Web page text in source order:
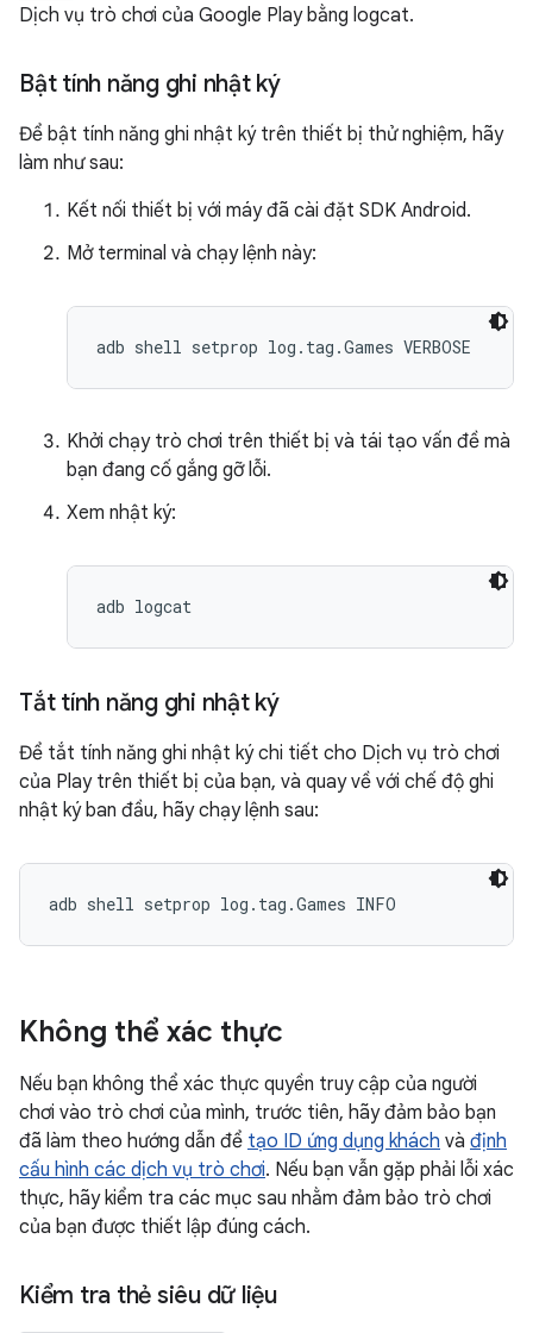
Dịch vụ trò chơi của Google Play bằng logcat.
Bật tính năng ghi nhật ký
Để bật tính năng ghi nhật ký trên thiết bị thử nghiệm, hãy
làm như sau:
Kết nối thiết bị với máy đã cài đặt SDK Android.
Mở terminal và chạy lệnh này:
adb shell setprop log.tag.Games VERBOSE
Khởi chạy trò chơi trên thiết bị và tái tạo vấn đề mà
bạn đang cố gắng gỡ lỗi.
Xem nhật ký:
adb logcat
Tắt tính năng ghi nhật ký
Để tắt tính năng ghi nhật ký chi tiết cho Dịch vụ trò chơi
của Play trên thiết bị của bạn, và quay về với chế độ ghi
nhật ký ban đầu, hãy chạy lệnh sau:
adb shell setprop log.tag.Games INFO
Không thể xác thực
Nếu bạn không thể xác thực quyền truy cập của người
chơi vào trò chơi của mình, trước tiên, hãy đảm bảo bạn
đã làm theo hướng dẫn để tạo ID ứng dụng khách và định
cấu hình các dịch vụ trò chơi. Nếu bạn vẫn gặp phải lỗi xác
thực, hãy kiểm tra các mục sau nhằm đảm bảo trò chơi
của bạn được thiết lập đúng cách.
Kiểm tra thẻ siêu dữ liệu